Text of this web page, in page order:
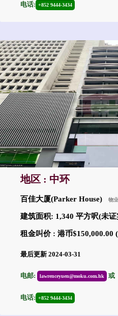
电话: +852 9444-3434
地区 : 中环
百佳大厦(Parker House) 物
建筑面积: 1,340 平方呎(未证
租金叫价 : 港币$150,000.00
最后更新 2024-03-31
电邮: lawrenceyuen@moku.com.hk 或
电话: +852 9444-3434